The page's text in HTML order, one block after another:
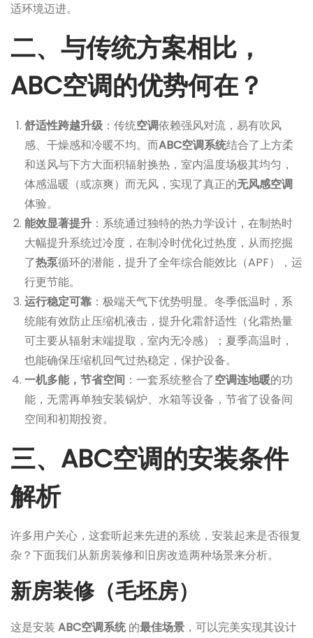
适环境迈进。
二、与传统方案相比，
ABC空调的优势何在？
舒适性跨越升级 ：传统空调依赖强风对流，易有吹风
感、干燥感和冷暖不均。而ABC空调系统结合了上方柔
和送风与下方大面积辐射换热，室内温度场极其均匀，
体感温暖（或凉爽）而无风，实现了真正的无风感空调
体验。
能效显著提升 ：系统通过独特的热力学设计，在制热时
大幅提升系统过冷度，在制冷时优化过热度，从而挖掘
了热泵循环的潜能，提升了全年综合能效比（APF），运
行更节能。
运行稳定可靠 ：极端天气下优势明显。冬季低温时，系
统能有效防止压缩机液击，提升化霜舒适性（化霜热量
可主要从辐射末端提取，室内无冷感）；夏季高温时，
也能确保压缩机回气过热稳定，保护设备。
一机多能，节省空间 ：一套系统整合了空调连地暖的功
能，无需再单独安装锅炉、水箱等设备，节省了设备间
空间和初期投资。
三、ABC空调的安装条件
解析
许多用户关心，这套听起来先进的系统，安装起来是否很复
杂？下面我们从新房装修和旧房改造两种场景来分析。
新房装修（毛坯房）
这是安装 ABC空调系统的最佳场景 ，可以完美实现其设计